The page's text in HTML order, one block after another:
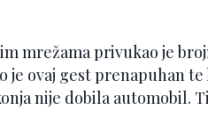
mrežama privukao je
je ovaj gest prenapuhan
nije dobila automobil.